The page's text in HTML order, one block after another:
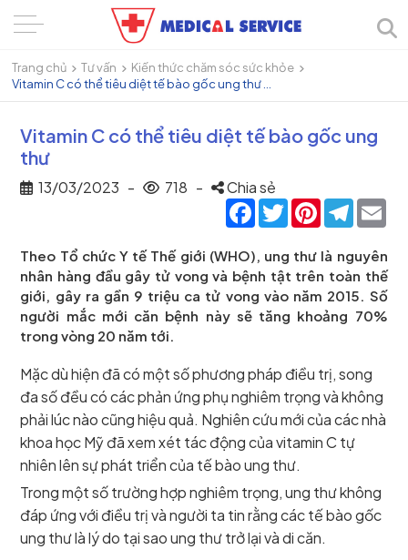
Trang chủ Tư vấn
Kiến thức chăm sóc sức khỏe
Vitamin C có thể tiêu diệt tế bào gốc ung thư ...
Vitamin C có thể tiêu diệt tế bào gốc ung
thư
13/03/2023 - 718 -
Chia sẻ
Facebook
TwitterPinterest
Theo Tổ chức Y tế Thế giới (WHO), ung thư là nguyên
nhân hàng đầu gây tử vong và bệnh tật trên toàn thế
giới, gây ra gần 9 triệu ca tử vong vào năm 2015. Số
người mắc mới căn bệnh này sẽ tăng khoảng 70%
trong vòng 20 năm tới.
Mặc dù hiện đã có một số phương pháp điều trị, song
đa số đều có các phản ứng phụ nghiêm trọng và không
phải lúc nào cũng hiệu quả. Nghiên cứu mới của các nhà
khoa học Mỹ đã xem xét tác động của vitamin C tự
nhiên lên sự phát triển của tế bào ung thư.
Trong một số trường hợp nghiêm trọng, ung thư không
đáp ứng với điều trị và người ta tin rằng các tế bào gốc
ung thư là lý do tại sao ung thư trở lại và di căn.